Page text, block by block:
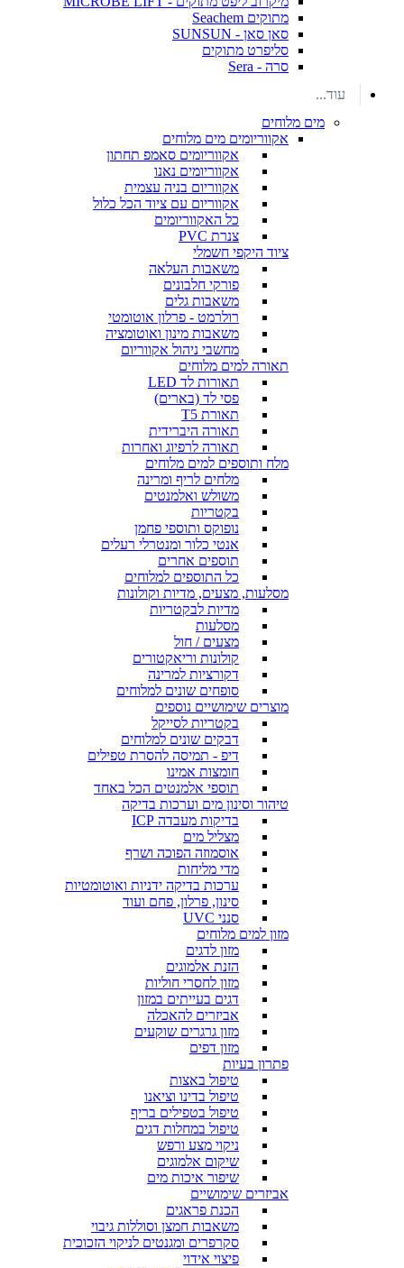
מתוקים Seachem
סאן סאן - SUNSUN
סליפרט מתוקים
סרה - Sera
עוד...
מים מלוחים
אקווריומים מים מלוחים
אקווריומים סאמפ תחתון
אקווריומים נאנו
אקווריום בניה עצמית
אקווריום עם ציוד הכל כלול
כל האקווריומים
צנרת PVC
ציוד היקפי חשמלי
משאבות העלאה
פורקי חלבונים
משאבות גלים
רולרמט - פרלון אוטומטי
משאבות מינון ואוטומציה
מחשבי ניהול אקווריום
תאורה למים מלוחים
תאורות לד LED
פסי לד (בארים)
תאורת T5
תאורה היברידית
תאורה לרפיוג ואחרות
מלח ותוספים למים מלוחים
מלחים לריף ומרינה
משולש ואלמנטים
בקטריות
נופוקס ותוספי פחמן
אנטי כלור ומנטרלי רעלים
תוספים אחרים
כל התוספים למלוחים
מסלעות, מצעים, מדיות וקולונות
מדיות לבקטריות
מסלעות
מצעים / חול
קולונות וריאקטורים
דקורציות למרינה
סופחים שונים למלוחים
מוצרים שימושיים נוספים
בקטריות לסייקל
דבקים שונים למלוחים
דיפ - תמיסה להסרת טפילים
חומצות אמינו
תוספי אלמנטים הכל באחד
טיהור וסינון מים וערכות בדיקה
בדיקות מעבדה ICP
מצליל מים
אוסמוזה הפוכה ושרף
מדי מליחות
ערכות בדיקה ידניות ואוטומטיות
סינון, פרלון, פחם ועוד
סנני UVC
מזון למים מלוחים
מזון לדגים
הזנת אלמוגים
מזון לחסרי חוליות
דגים בעייתים במזון
אביזרים להאכלה
מזון גרגרים שוקעים
מזון דפים
פתרון בעיות
טיפול באצות
טיפול בדינו וציאנו
טיפול בטפילים בריף
טיפול במחלות דגים
ניקוי מצע ורפש
שיקום אלמוגים
שיפור איכות מים
אביזרים שימושיים
הכנת פראגים
משאבות חמצן וסוללות גיבוי
סקרפרים ומגנטים לניקוי הזכוכית
פיצוי אידוי